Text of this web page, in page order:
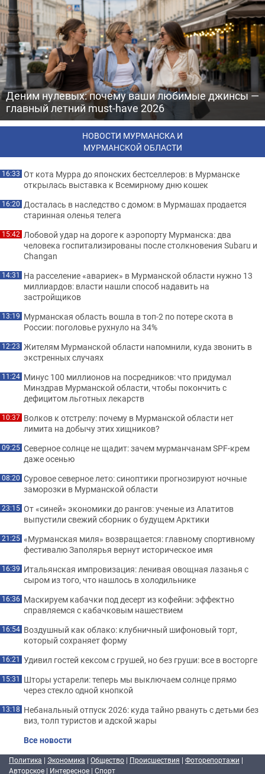
Деним нулевых: почему ваши любимые джинсы —
главный летний must-have 2026
НОВОСТИ МУРМАНСКА И
МУРМАНСКОЙ ОБЛАСТИ
16:33 От кота Мурра до японских бестселлеров: в Мурманске
открылась выставка к Всемирному дню кошек
16:20 Досталась в наследство с домом: в Мурмашах продается
старинная оленья телега
15:42 Лобовой удар на дороге к аэропорту Мурманска: два
человека госпитализированы после столкновения Subaru и
Changan
14:31 На расселение «авариек» в Мурманской области нужно 13
миллиардов: власти нашли способ надавить на
застройщиков
13:19 Мурманская область вошла в топ-2 по потере скота в
России: поголовье рухнуло на 34%
12:23 Жителям Мурманской области напомнили, куда звонить в
экстренных случаях
11:24 Минус 100 миллионов на посредников: что придумал
Минздрав Мурманской области, чтобы покончить с
дефицитом льготных лекарств
10:37 Волков к отстрелу: почему в Мурманской области нет
лимита на добычу этих хищников?
09:25 Северное солнце не щадит: зачем мурманчанам SPF-крем
даже осенью
08:20 Суровое северное лето: синоптики прогнозируют ночные
заморозки в Мурманской области
23:15 От «синей» экономики до рангов: ученые из Апатитов
выпустили свежий сборник о будущем Арктики
21:25 «Мурманская миля» возвращается: главному спортивному
фестивалю Заполярья вернут историческое имя
16:39 Итальянская импровизация: ленивая овощная лазанья с
сыром из того, что нашлось в холодильнике
16:36 Маскируем кабачки под десерт из кофейни: эффектно
справляемся с кабачковым нашествием
16:54 Воздушный как облако: клубничный шифоновый торт,
который сохраняет форму
16:21 Удивил гостей кексом с грушей, но без груши: все в восторге
15:31 Шторы устарели: теперь мы выключаем солнце прямо
через стекло одной кнопкой
13:18 Небанальный отпуск 2026: куда тайно рвануть с детьми без
виз, толп туристов и адской жары
Все новости
Политика | Экономика | Общество | Происшествия | Фоторепортажи |
Авторское | Интересное | Спорт